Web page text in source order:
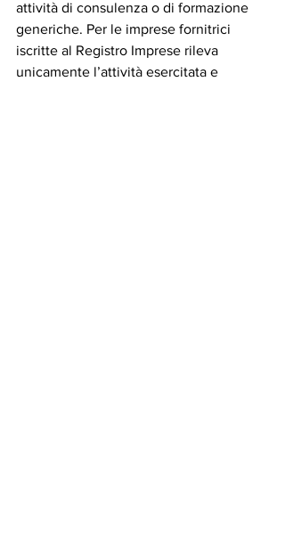
attività di consulenza o di formazione
generiche. Per le imprese fornitrici
iscritte al Registro Imprese rileva
unicamente l’attività esercitata e